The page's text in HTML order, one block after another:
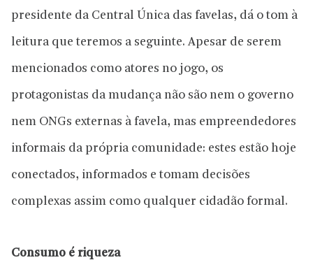
presidente da Central Única das favelas, dá o tom à
leitura que teremos a seguinte. Apesar de serem
mencionados como atores no jogo, os
protagonistas da mudança não são nem o governo
nem ONGs externas à favela, mas empreendedores
informais da própria comunidade: estes estão hoje
conectados, informados e tomam decisões
complexas assim como qualquer cidadão formal.
Consumo é riqueza